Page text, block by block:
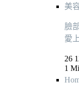
美
臉
愛
26
1